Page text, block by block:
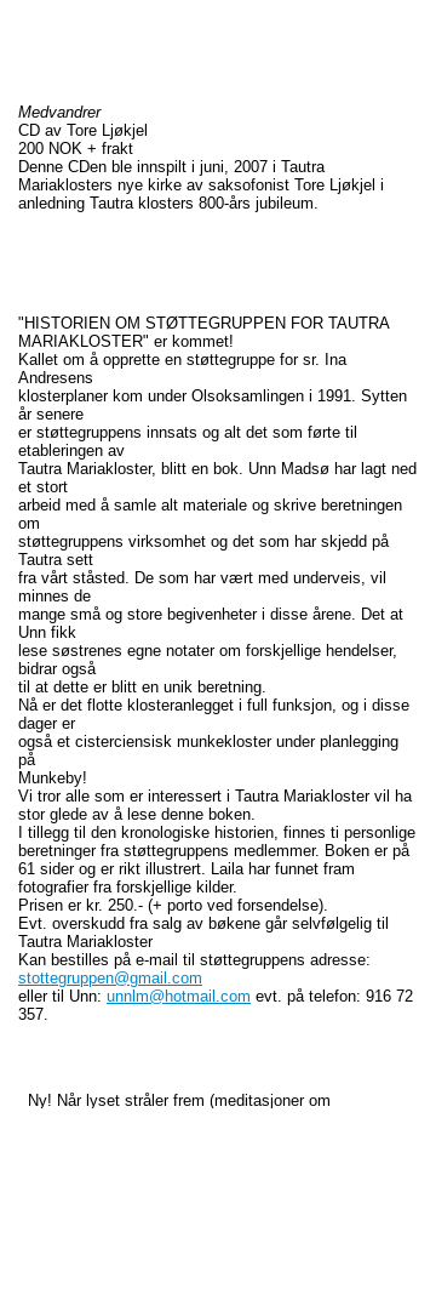
Medvandrer
CD av Tore Ljøkjel
200 NOK + frakt
Denne CDen ble innspilt i juni, 2007 i Tautra
Mariaklosters nye kirke av saksofonist Tore Ljøkjel i
anledning Tautra klosters 800-års jubileum.
"HISTORIEN OM STØTTEGRUPPEN FOR TAUTRA
MARIAKLOSTER" er kommet!
Kallet om å opprette en støttegruppe for sr. Ina
Andresens
klosterplaner kom under Olsoksamlingen i 1991. Sytten
år senere
er støttegruppens innsats og alt det som førte til
etableringen av
Tautra Mariakloster, blitt en bok. Unn Madsø har lagt ned
et stort
arbeid med å samle alt materiale og skrive beretningen
om
støttegruppens virksomhet og det som har skjedd på
Tautra sett
fra vårt ståsted. De som har vært med underveis, vil
minnes de
mange små og store begivenheter i disse årene. Det at
Unn fikk
lese søstrenes egne notater om forskjellige hendelser,
bidrar også
til at dette er blitt en unik beretning.
Nå er det flotte klosteranlegget i full funksjon, og i disse
dager er
også et cisterciensisk munkekloster under planlegging
på
Munkeby!
Vi tror alle som er interessert i Tautra Mariakloster vil ha
stor glede av å lese denne boken.
I tillegg til den kronologiske historien, finnes ti personlige
beretninger fra støttegruppens medlemmer. Boken er på
61 sider og er rikt illustrert. Laila har funnet fram
fotografier fra forskjellige kilder.
Prisen er kr. 250.- (+ porto ved forsendelse).
Evt. overskudd fra salg av bøkene går selvfølgelig til
Tautra Mariakloster
Kan bestilles på e-mail til støttegruppens adresse:
stottegruppen@gmail.com
eller til Unn: unnlm@hotmail.com evt. på telefon: 916 72
357.
Ny! Når lyset stråler frem (meditasjoner om